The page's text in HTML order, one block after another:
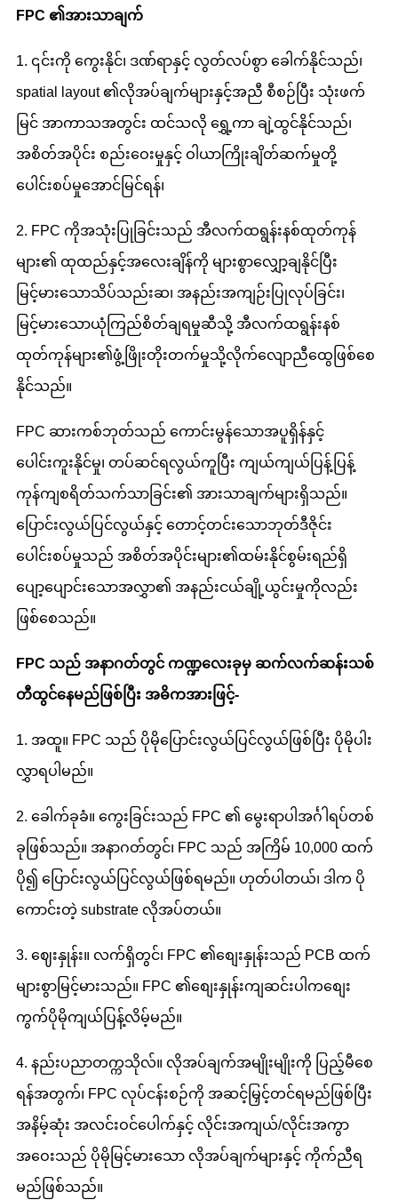
FPC ၏အားသာချက်
1. ၎င်းကို ကွေးနိုင်၊ ဒဏ်ရာနှင့် လွတ်လပ်စွာ ခေါက်နိုင်သည်၊
spatial layout ၏လိုအပ်ချက်များနှင့်အညီ စီစဉ်ပြီး သုံးဖက်
မြင် အာကာသအတွင်း ထင်သလို ရွှေ့ကာ ချဲ့ထွင်နိုင်သည်၊
အစိတ်အပိုင်း စည်းဝေးမှုနှင့် ဝါယာကြိုးချိတ်ဆက်မှုတို့
ပေါင်းစပ်မှုအောင်မြင်ရန်၊
2. FPC ကိုအသုံးပြုခြင်းသည် အီလက်ထရွန်းနစ်ထုတ်ကုန်
များ၏ ထုထည်နှင့်အလေးချိန်ကို များစွာလျှော့ချနိုင်ပြီး
မြင့်မားသောသိပ်သည်းဆ၊ အနည်းအကျဉ်းပြုလုပ်ခြင်း၊
မြင့်မားသောယုံကြည်စိတ်ချရမှုဆီသို့ အီလက်ထရွန်းနစ်
ထုတ်ကုန်များ၏ဖွံ့ဖြိုးတိုးတက်မှုသို့လိုက်လျောညီထွေဖြစ်စေ
နိုင်သည်။
FPC ဆားကစ်ဘုတ်သည် ကောင်းမွန်သောအပူရှိန်နှင့်
ပေါင်းကူးနိုင်မှု၊ တပ်ဆင်ရလွယ်ကူပြီး ကျယ်ကျယ်ပြန့်ပြန့်
ကုန်ကျစရိတ်သက်သာခြင်း၏ အားသာချက်များရှိသည်။
ပြောင်းလွယ်ပြင်လွယ်နှင့် တောင့်တင်းသောဘုတ်ဒီဇိုင်း
ပေါင်းစပ်မှုသည် အစိတ်အပိုင်းများ၏ထမ်းနိုင်စွမ်းရည်ရှိ
ပျော့ပျောင်းသောအလွှာ၏ အနည်းငယ်ချို့ယွင်းမှုကိုလည်း
ဖြစ်စေသည်။
FPC သည် အနာဂတ်တွင် ကဏ္ဍလေးခုမှ ဆက်လက်ဆန်းသစ်
တီထွင်နေမည်ဖြစ်ပြီး အဓိကအားဖြင့်-
1. အထူ။ FPC သည် ပိုမိုပြောင်းလွယ်ပြင်လွယ်ဖြစ်ပြီး ပိုမိုပါး
လွှာရပါမည်။
2. ခေါက်ခုခံ။ ကွေးခြင်းသည် FPC ၏ မွေးရာပါအင်္ဂါရပ်တစ်
ခုဖြစ်သည်။ အနာဂတ်တွင်၊ FPC သည် အကြိမ် 10,000 ထက်
ပို၍ ပြောင်းလွယ်ပြင်လွယ်ဖြစ်ရမည်။ ဟုတ်ပါတယ်၊ ဒါက ပို
ကောင်းတဲ့ substrate လိုအပ်တယ်။
3. ဈေးနှုန်း။ လက်ရှိတွင်၊ FPC ၏စျေးနှုန်းသည် PCB ထက်
များစွာမြင့်မားသည်။ FPC ၏စျေးနှုန်းကျဆင်းပါကစျေး
ကွက်ပိုမိုကျယ်ပြန့်လိမ့်မည်။
4. နည်းပညာတက္ကသိုလ်။ လိုအပ်ချက်အမျိုးမျိုးကို ပြည့်မီစေ
ရန်အတွက်၊ FPC လုပ်ငန်းစဉ်ကို အဆင့်မြှင့်တင်ရမည်ဖြစ်ပြီး
အနိမ့်ဆုံး အလင်းဝင်ပေါက်နှင့် လိုင်းအကျယ်/လိုင်းအကွာ
အဝေးသည် ပိုမိုမြင့်မားသော လိုအပ်ချက်များနှင့် ကိုက်ညီရ
မည်ဖြစ်သည်။